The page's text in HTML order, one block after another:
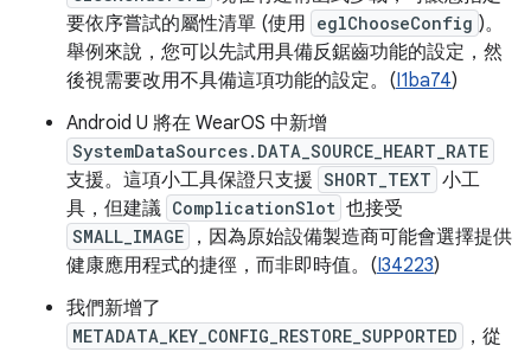
要依序嘗試的屬性清單 (使用 eglChooseConfig )。
舉例來說，您可以先試用具備反鋸齒功能的設定，然
後視需要改用不具備這項功能的設定。(I1ba74)
Android U 將在 WearOS 中新增
SystemDataSources.DATA_SOURCE_HEART_RATE
支援。這項小工具保證只支援 SHORT_TEXT 小工
具，但建議 ComplicationSlot 也接受
SMALL_IMAGE
，因為原始設備製造商可能會選擇提供
健康應用程式的捷徑，而非即時值。(I34223)
我們新增了
METADATA_KEY_CONFIG_RESTORE_SUPPORTED
，從